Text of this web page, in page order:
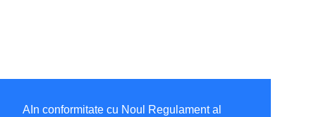
AIn conformitate cu Noul Regulament al